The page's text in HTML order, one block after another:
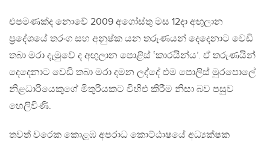
එපමණක්ද නොවේ 2009 අගෝස්තු මස 12දා අඟුලාන
ප්‍රදේශයේ තරංග සහ අනුෂ්ක යන තරුණයන් දෙදෙනාට වෙඩි
තබා මරා දැමුවේ ද අඟුලාන පොළිස් ‛කාරයින්ය’. ඒ තරුණයින්
දෙදෙනාට වෙඩි තබා මරා දමන ලද්දේ එම පොලිස් මුරපොලේ
නිළධාරියෙකුගේ මිතුරියකට විහිඑ කිරීම නිසා බව පසුව
හෙලිවිණි.
තවත් වරෙක කොළඹ අපරාධ කොට්ඨාෂයේ අධ්‍යක්ෂක